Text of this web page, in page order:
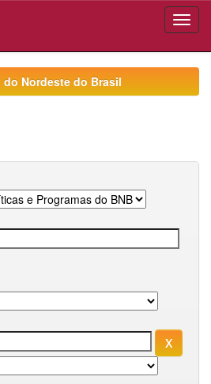
do Nordeste do Brasil